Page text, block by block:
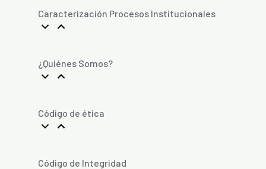
Caracterización Procesos Institucionales
¿Quiénes Somos?
Código de ética
Código de Integridad